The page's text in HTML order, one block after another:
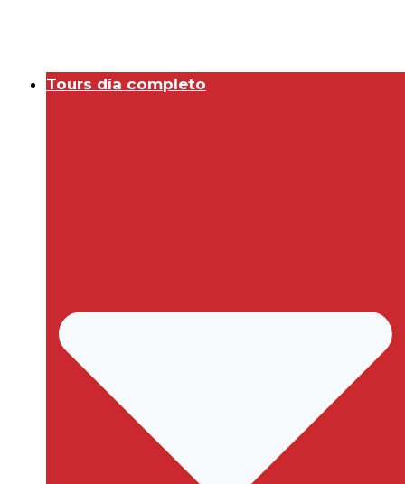
Tours día completo